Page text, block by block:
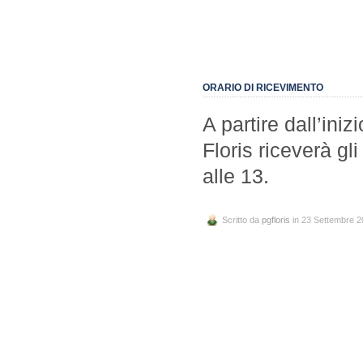
ORARIO DI RICEVIMENTO
A partire
Floris riceverà
alle 13.
Scritto da pgfloris in 23 Settembre